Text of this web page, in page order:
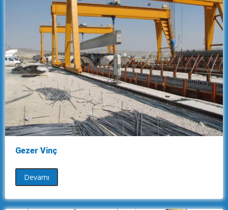
Gezer Vinç
Devamı